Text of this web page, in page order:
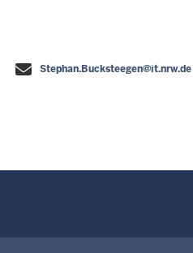
Stephan.Bucksteegen@it.nrw.de